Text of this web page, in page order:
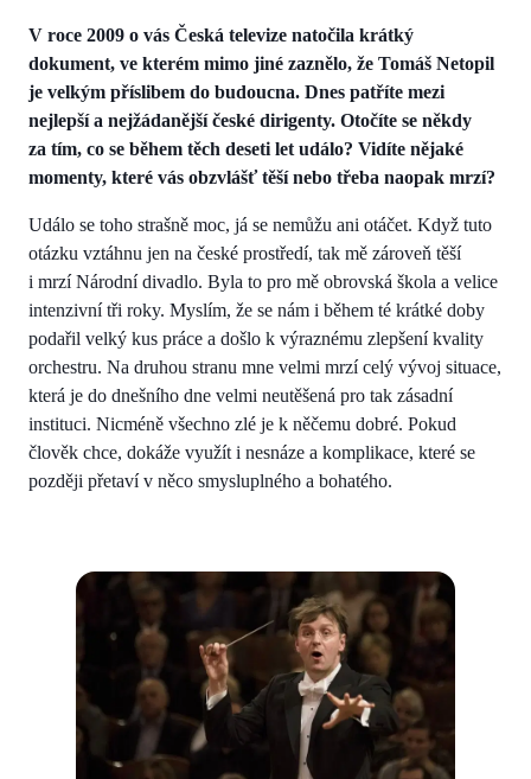
V roce 2009 o vás Česká televize natočila krátký
dokument, ve kterém mimo jiné zaznělo, že Tomáš Netopil
je velkým příslibem do budoucna. Dnes patříte mezi
nejlepší a nejžádanější české dirigenty. Otočíte se někdy
za tím, co se během těch deseti let událo? Vidíte nějaké
momenty, které vás obzvlášť těší nebo třeba naopak mrzí?
Událo se toho strašně moc, já se nemůžu ani otáčet. Když tuto
otázku vztáhnu jen na české prostředí, tak mě zároveň těší
i mrzí Národní divadlo. Byla to pro mě obrovská škola a velice
intenzivní tři roky. Myslím, že se nám i během té krátké doby
podařil velký kus práce a došlo k výraznému zlepšení kvality
orchestru. Na druhou stranu mne velmi mrzí celý vývoj situace,
která je do dnešního dne velmi neutěšená pro tak zásadní
instituci. Nicméně všechno zlé je k něčemu dobré. Pokud
člověk chce, dokáže využít i nesnáze a komplikace, které se
později přetaví v něco smysluplného a bohatého.